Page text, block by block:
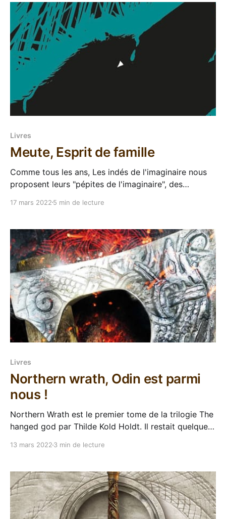
norme. Si vous suivez
Livres
Meute, Esprit de famille
Comme tous les ans, Les indés de l'imaginaire nous
proposent leurs "pépites de l'imaginaire", des
mettent en avant pour proposer du sang neuf dans
découvrir
17 mars 2022 5 min de lecture
Livres
Northern wrath, Odin est parmi
nous !
Northern Wrath est le premier tome de la trilogie The
hanged god par Thilde Kold Holdt. Il restait quelques
?), donc
13 mars 2022 3 min de lecture